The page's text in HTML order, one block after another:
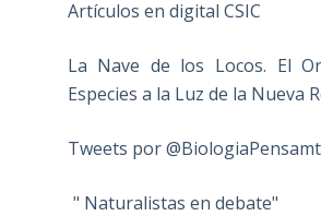
Artículos en digital CSIC
La Nave de los Locos. El
Especies a la Luz de la Nueva
Tweets por
" Naturalistas en debate"